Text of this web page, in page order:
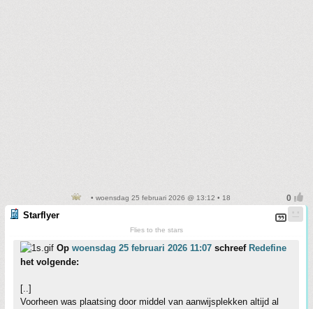
• woensdag 25 februari 2026 @ 13:12 • 18
Starflyer
Flies to the stars
Op woensdag 25 februari 2026 11:07 schreef Redefine
het volgende:
[..]
Voorheen was plaatsing door middel van aanwijsplekken altijd al